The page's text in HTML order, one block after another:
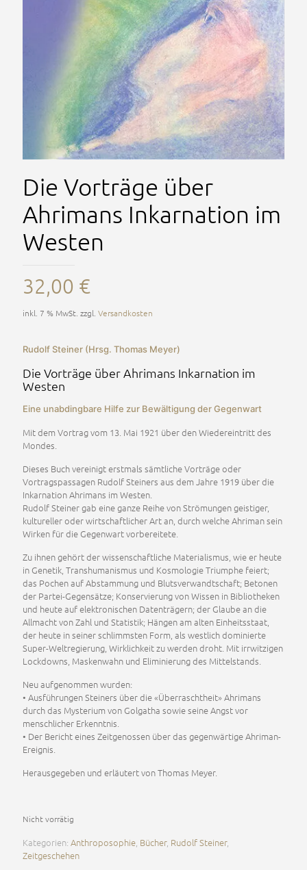
Die Vorträge über
Ahrimans Inkarnation im
Westen
32,00 €
inkl. 7 % MwSt. zzgl. Versandkosten
Rudolf Steiner (Hrsg. Thomas Meyer)
Die Vorträge über Ahrimans Inkarnation im
Westen
Eine unabdingbare Hilfe zur Bewältigung der Gegenwart
Mit dem Vortrag vom 13. Mai 1921 über den Wiedereintritt des
Mondes.
Dieses Buch vereinigt erstmals sämtliche Vorträge oder
Vortragspassagen Rudolf Steiners aus dem Jahre 1919 über die
Inkarnation Ahrimans im Westen.
Rudolf Steiner gab eine ganze Reihe von Strömungen geistiger,
kultureller oder wirtschaftlicher Art an, durch welche Ahriman sein
Wirken für die Gegenwart vorbereitete.
Zu ihnen gehört der wissenschaftliche Materialismus, wie er heute
in Genetik, Transhumanismus und Kosmologie Triumphe feiert;
das Pochen auf Abstammung und Blutsverwandtschaft; Betonen
der Partei-Gegensätze; Konservierung von Wissen in Bibliotheken
und heute auf elektronischen Datenträgern; der Glaube an die
Allmacht von Zahl und Statistik; Hängen am alten Einheitsstaat,
der heute in seiner schlimmsten Form, als westlich dominierte
Super-Weltregierung, Wirklichkeit zu werden droht. Mit irrwitzigen
Lockdowns, Maskenwahn und Eliminierung des Mittelstands.
Neu aufgenommen wurden:
• Ausführungen Steiners über die «Überraschtheit» Ahrimans
durch das Mysterium von Golgatha sowie seine Angst vor
menschlicher Erkenntnis.
• Der Bericht eines Zeitgenossen über das gegenwärtige Ahriman-
Ereignis.
Herausgegeben und erläutert von Thomas Meyer.
Nicht vorrätig
Kategorien: Anthroposophie Bücher, Rudolf Steiner,
Zeitgeschehen